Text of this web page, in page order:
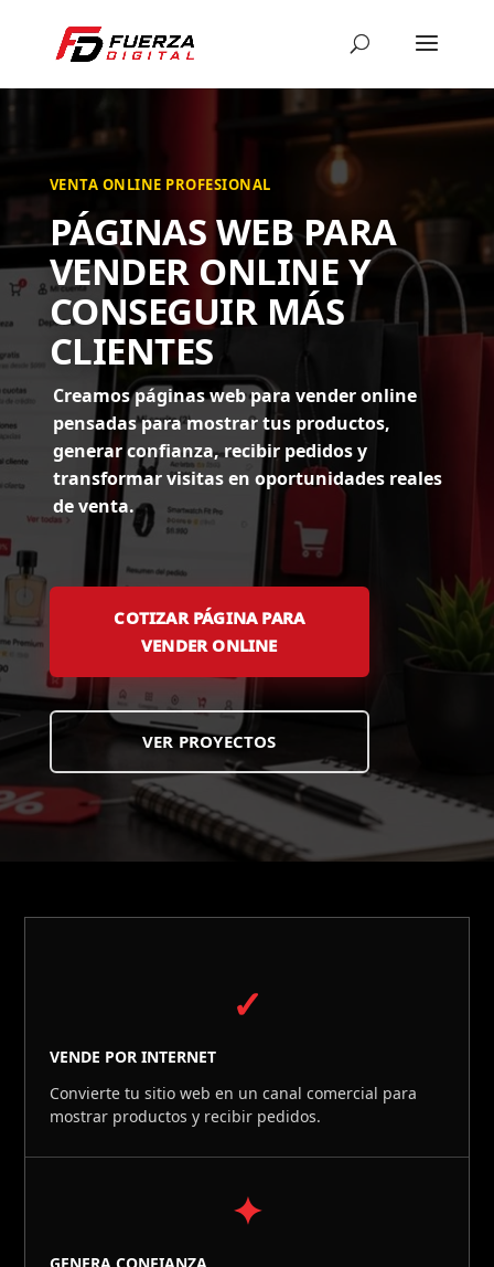
VENTA ONLINE PROFESIONAL
PÁGINAS WEB PARA
VENDER ONLINE Y
CONSEGUIR MÁS
CLIENTES
Creamos páginas web para vender online
pensadas para mostrar tus productos,
generar confianza, recibir pedidos y
transformar visitas en oportunidades reales
de venta.
COTIZAR PÁGINA PARA
VENDER ONLINE
VER PROYECTOS
✓
VENDE POR INTERNET
Convierte tu sitio web en un canal comercial para
mostrar productos y recibir pedidos.
✦